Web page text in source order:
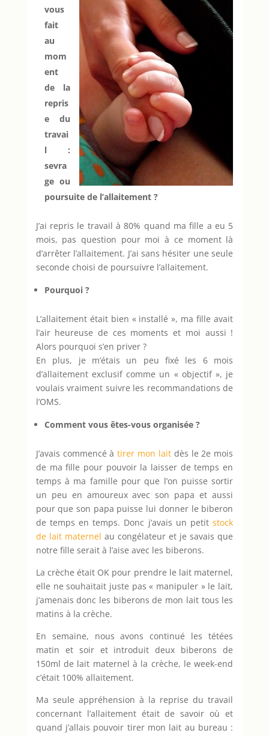
vous
fait
au
mom
ent
de la
repris
e du
travai
l :
sevra
ge ou
poursuite de l’allaitement ?
J’ai repris le travail à 80% quand ma fille a eu 5
mois, pas question pour moi à ce moment là
d’arrêter l’allaitement. J’ai sans hésiter une seule
seconde choisi de poursuivre l’allaitement.
Pourquoi ?
L’allaitement était bien « installé », ma fille avait
l’air heureuse de ces moments et moi aussi !
Alors pourquoi s’en priver ?
En plus, je m’étais un peu fixé les 6 mois
d’allaitement exclusif comme un « objectif », je
voulais vraiment suivre les recommandations de
l’OMS.
Comment vous êtes-vous organisée ?
J’avais commencé àtirer mon laitdès le 2e mois
de ma fille pour pouvoir la laisser de temps en
temps à ma famille pour que l’on puisse sortir
un peu en amoureux avec son papa et aussi
pour que son papa puisse lui donner le biberon
de temps en temps. Donc j’avais un petitstock
de lait maternel au congélateur et je savais que
notre fille serait à l’aise avec les biberons.
La crèche était OK pour prendre le lait maternel,
elle ne souhaitait juste pas « manipuler » le lait,
j’amenais donc les biberons de mon lait tous les
matins à la crèche.
En semaine, nous avons continué les tétées
matin et soir et introduit deux biberons de
150ml de lait maternel à la crèche, le week-end
c’était 100% allaitement.
Ma seule appréhension à la reprise du travail
concernant l’allaitement était de savoir où et
quand j’allais pouvoir tirer mon lait au bureau :